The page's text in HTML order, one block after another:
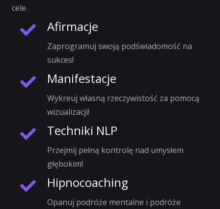
cele.
Afirmacje
Zaprogramuj swoją podświadomość na
sukces!
Manifestacje
Wykreuj własną rzeczywistość za pomocą
wizualizacji!
Techniki NLP
Przejmij pełną kontrolę nad umysłem
głębokim!
Hipnocoaching
Opanuj podróże mentalne i podróże